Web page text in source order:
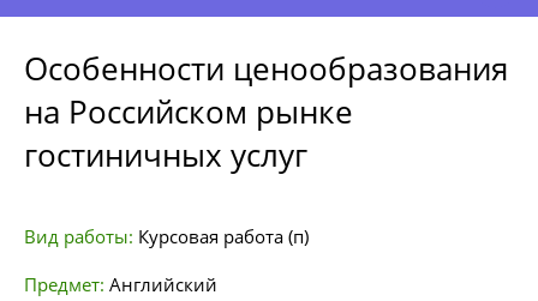
Особенности ценообразования
на Российском рынке
гостиничных услуг
Вид работы: Курсовая работа (п)
Предмет: Английский